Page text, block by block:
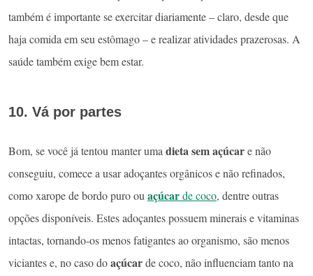
também é importante se exercitar diariamente – claro, desde que
haja comida em seu estômago – e realizar atividades prazerosas. A
saúde também exige bem estar.
10. Vá por partes
Bom, se você já tentou manter uma dieta sem açúcare não
conseguiu, comece a usar adoçantes orgânicos e não refinados,
como xarope de bordo puro ou açúcarde coco, dentre outras
opções disponíveis. Estes adoçantes possuem minerais e vitaminas
intactas, tornando-os menos fatigantes ao organismo, são menos
viciantes e, no caso doaçúcarde coco, não influenciam tanto na